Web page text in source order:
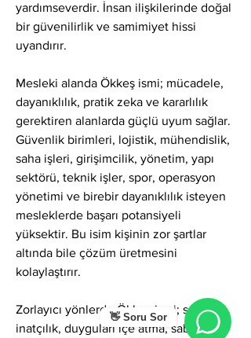
👋 Soru Sor
yardımseverdir. İnsan ilişkilerinde doğal
bir güvenilirlik ve samimiyet hissi
uyandırır.
Mesleki alanda Ökkeş ismi; mücadele,
dayanıklılık, pratik zeka ve kararlılık
gerektiren alanlarda güçlü uyum sağlar.
Güvenlik birimleri, lojistik, mühendislik,
saha işleri, girişimcilik, yönetim, yapı
sektörü, teknik işler, spor, operasyon
yönetimi ve birebir dayanıklılık isteyen
mesleklerde başarı potansiyeli
yüksektir. Bu isim kişinin zor şartlar
altında bile çözüm üretmesini
kolaylaştırır.
Zorlayıcı yönlerde Ökkeş ismi; sertlik,
inatçılık, duyguları içe atma, sabırsızlık,